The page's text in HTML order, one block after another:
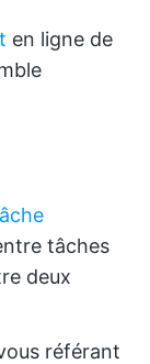
en ligne de
tâches
deux
référant